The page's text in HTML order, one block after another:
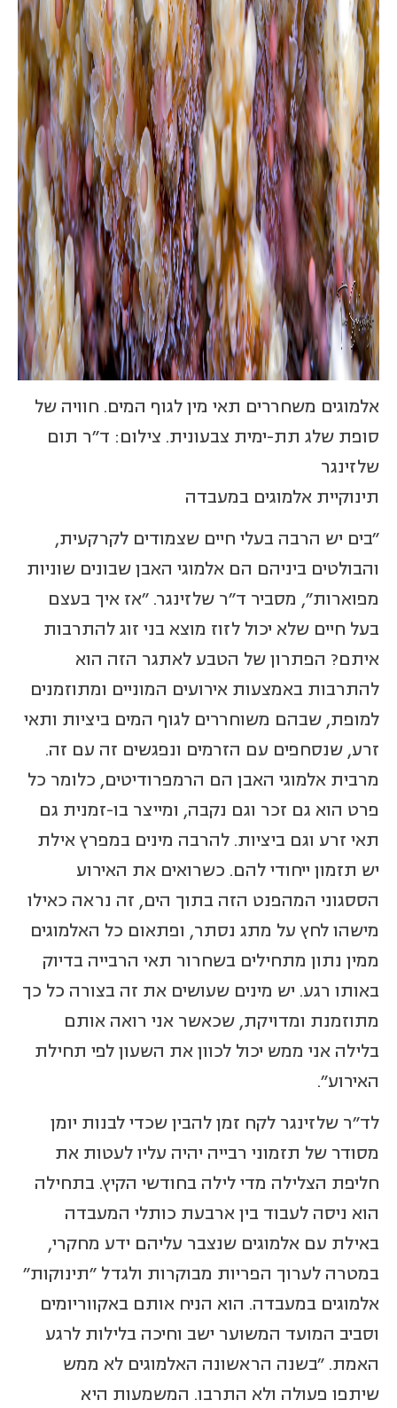
אלמוגים משחררים תאי מין לגוף המים. חוויה של
סופת שלג תת-ימית צבעונית. צילום: ד"ר תום
שלזינגר
תינוקיית אלמוגים במעבדה
"בים יש הרבה בעלי חיים שצמודים לקרקעית,
והבולטים ביניהם הם אלמוגי האבן שבונים שוניות
מפוארות", מסביר ד"ר שלזינגר. "אז איך בעצם
בעל חיים שלא יכול לזוז מוצא בני זוג להתרבות
איתם? הפתרון של הטבע לאתגר הזה הוא
להתרבות באמצעות אירועים המוניים ומתוזמנים
למופת, שבהם משוחררים לגוף המים ביציות ותאי
זרע, שנסחפים עם הזרמים ונפגשים זה עם זה.
מרבית אלמוגי האבן הם הרמפרודיטים, כלומר כל
פרט הוא גם זכר וגם נקבה, ומייצר בו-זמנית גם
תאי זרע וגם ביציות. להרבה מינים במפרץ אילת
יש תזמון ייחודי להם. כשרואים את האירוע
הססגוני המהפנט הזה בתוך הים, זה נראה כאילו
מישהו לחץ על מתג נסתר, ופתאום כל האלמוגים
ממין נתון מתחילים בשחרור תאי הרבייה בדיוק
באותו רגע. יש מינים שעושים את זה בצורה כל כך
מתוזמנת ומדויקת, שכאשר אני רואה אותם
בלילה אני ממש יכול לכוון את השעון לפי תחילת
האירוע".
לד"ר שלזינגר לקח זמן להבין שכדי לבנות יומן
מסודר של תזמוני רבייה יהיה עליו לעטות את
חליפת הצלילה מדי לילה בחודשי הקיץ. בתחילה
הוא ניסה לעבוד בין ארבעת כותלי המעבדה
באילת עם אלמוגים שנצבר עליהם ידע מחקרי,
במטרה לערוך הפריות מבוקרות ולגדל "תינוקות"
אלמוגים במעבדה. הוא הניח אותם באקווריומים
וסביב המועד המשוער ישב וחיכה בלילות לרגע
האמת. "בשנה הראשונה האלמוגים לא ממש
שיתפו פעולה ולא התרבו. המשמעות היא